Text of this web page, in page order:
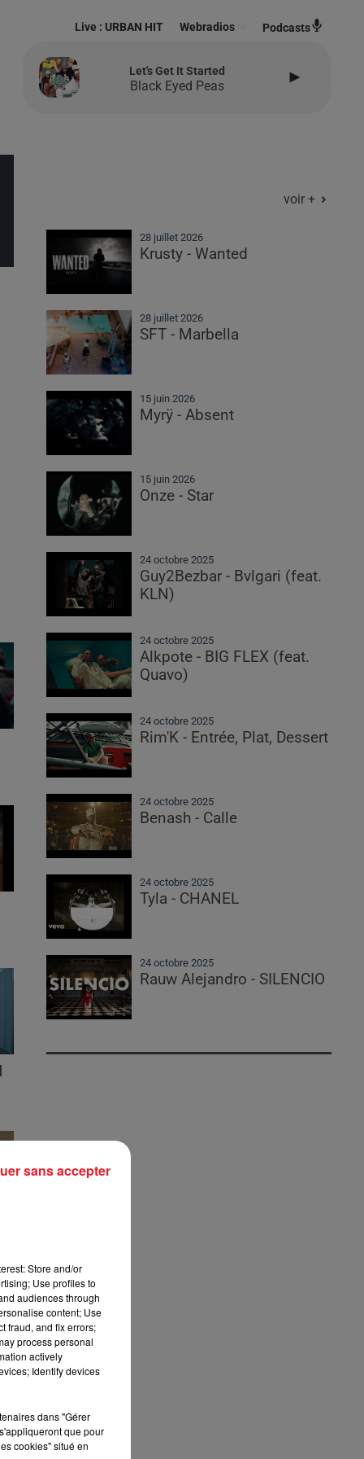
Live : URBAN HIT Webradios Podcasts
Let's Get It Started
Black Eyed Peas
voir +
28 juillet 2026
Krusty - Wanted
28 juillet 2026
SFT - Marbella
15 juin 2026
Myrÿ - Absent
15 juin 2026
Onze - Star
24 octobre 2025
Guy2Bezbar - Bvlgari (feat.
KLN)
24 octobre 2025
Alkpote - BIG FLEX (feat.
Quavo)
24 octobre 2025
Rim'K - Entrée, Plat, Dessert
24 octobre 2025
Benash - Calle
24 octobre 2025
Tyla - CHANEL
24 octobre 2025
Rauw Alejandro - SILENCIO
Store and/or
Use profiles to
audiences through
content; Use
fraud, and fix errors;
process personal
actively
Identify devices
dans "Gérer
que pour
cookies" situé en
sans accepter